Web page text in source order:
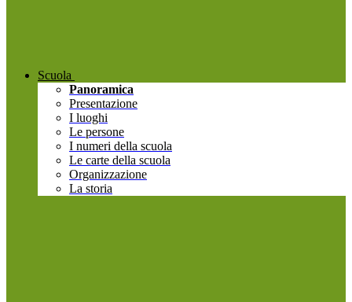
Scuola
Panoramica
Presentazione
I luoghi
Le persone
I numeri della scuola
Le carte della scuola
Organizzazione
La storia